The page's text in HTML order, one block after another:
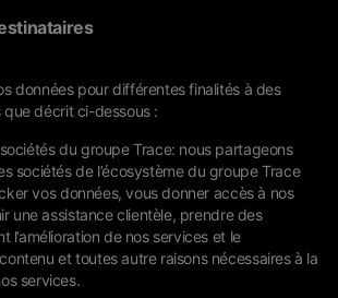
données pour différentes finalités à des
décrit ci-dessous :
du groupe Trace: nous partageons
sociétés de l’écosystème du groupe Trace
vos données, vous donner accès à nos
une assistance clientèle, prendre des
l’amélioration de nos services et le
et toutes autre raisons nécessaires à la
services.